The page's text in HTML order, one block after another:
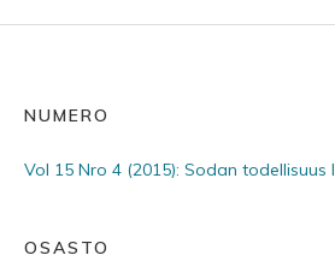
NUMERO
Vol 15 Nro 4 (2015): Sodan todellisuus I
OSASTO